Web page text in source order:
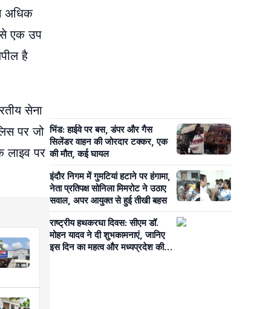
अधिक
से एक उप
है
सेना
पर जो
लाइव पर
भिंड: हाईवे पर बस, डंपर और गैस
सिलेंडर वाहन की जोरदार टक्कर, एक
की मौत, कई घायल
इंदौर निगम में गुमटियां हटाने पर हंगामा,
नेता प्रतिपक्ष सोनिला मिमरोट ने उठाए
सवाल, अपर आयुक्त से हुई तीखी बहस
राष्ट्रीय हथकरघा दिवस: सीएम डॉ.
मोहन यादव ने दी शुभकामनाएं, जानिए
इस दिन का महत्व और मध्यप्रदेश की